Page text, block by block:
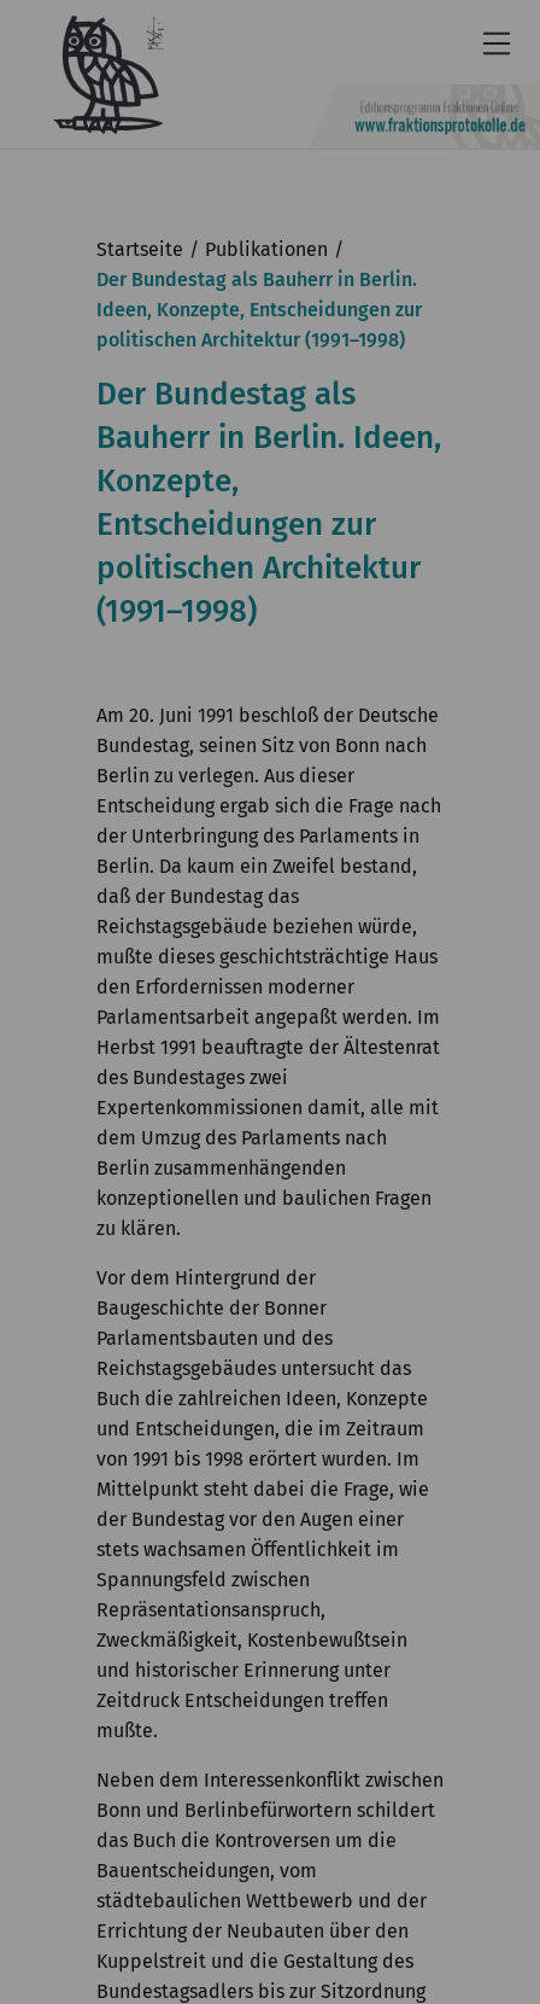
Leichte
Sprache
Kontakt
English
KGParl
Aktuelles
Kommission
Institut
Publikationen
Startseite
Publikationen
Der Bundestag als Bauherr in Berlin.
Ideen, Konzepte, Entscheidungen zur
politischen Architektur (1991–1998)
Der Bundestag als
Bauherr in Berlin. Ideen,
Konzepte,
Entscheidungen zur
politischen Architektur
(1991–1998)
Am 20. Juni 1991 beschloß der Deutsche
Bundestag, seinen Sitz von Bonn nach
Berlin zu verlegen. Aus dieser
Entscheidung ergab sich die Frage nach
der Unterbringung des Parlaments in
Berlin. Da kaum ein Zweifel bestand,
daß der Bundestag das
Reichstagsgebäude beziehen würde,
mußte dieses geschichtsträchtige Haus
den Erfordernissen moderner
Parlamentsarbeit angepaßt werden. Im
Herbst 1991 beauftragte der Ältestenrat
des Bundestages zwei
Expertenkommissionen damit, alle mit
dem Umzug des Parlaments nach
Berlin zusammenhängenden
konzeptionellen und baulichen Fragen
zu klären.
Vor dem Hintergrund der
Baugeschichte der Bonner
Parlamentsbauten und des
Reichstagsgebäudes untersucht das
Buch die zahlreichen Ideen, Konzepte
und Entscheidungen, die im Zeitraum
von 1991 bis 1998 erörtert wurden. Im
Mittelpunkt steht dabei die Frage, wie
der Bundestag vor den Augen einer
stets wachsamen Öffentlichkeit im
Spannungsfeld zwischen
Repräsentationsanspruch,
Zweckmäßigkeit, Kostenbewußtsein
und historischer Erinnerung unter
Zeitdruck Entscheidungen treffen
mußte.
Neben dem Interessenkonflikt zwischen
Bonn und Berlinbefürwortern schildert
das Buch die Kontroversen um die
Bauentscheidungen, vom
städtebaulichen Wettbewerb und der
Errichtung der Neubauten über den
Kuppelstreit und die Gestaltung des
Bundestagsadlers bis zur Sitzordnung